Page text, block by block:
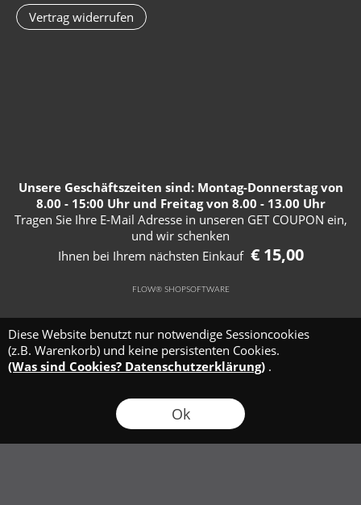
Diese Website benutzt nur notwendige Sessioncookies
(z.B. Warenkorb) und keine persistenten Cookies.
(Was sind Cookies? Datenschutzerklärung) .
Ok
Vertrag widerrufen
Unsere Geschäftszeiten sind: Montag-Donnerstag von
8.00 - 15:00 Uhr und Freitag von 8.00 - 13.00 Uhr
Tragen Sie Ihre E-Mail Adresse in unseren GET COUPON ein,
und wir schenken
Ihnen bei Ihrem nächsten Einkauf € 15,00
FLOW® SHOPSOFTWARE